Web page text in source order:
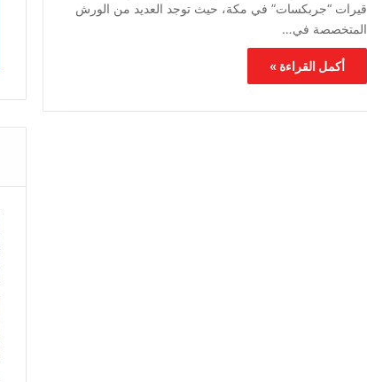
قيرات “جربكسات” في مكة، حيث توجد العديد من الورش
المتخصصة في…
أكمل القراءة »